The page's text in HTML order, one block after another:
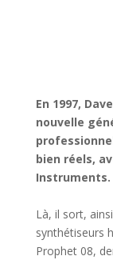
En 1997,
nouvelle
bien réels,
Instruments.
Là, il sort,
synthétiseurs
Prophet 08,